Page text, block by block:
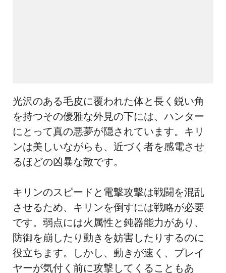
光沢のある毛皮に覆われた体と長く鋭い角
を持つその優雅な外見の下には、ハンター
にとって真の悪夢が隠されています。キリ
ンは美しいながらも、近づく者を感電させ
るほどの凶暴な敵です。
キリンのスピードと電撃攻撃は戦闘を混乱
させるため、キリンを倒すには戦略が必要
です。弱点には火属性と鈍器能力があり、
防御を崩したり動きを妨害したりするのに
役立ちます。しかし、動きが速く、プレイ
ヤーが気付く前に攻撃してくることもあ